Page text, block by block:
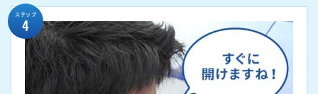
ステップ
4